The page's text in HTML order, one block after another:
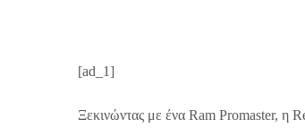
[ad_1]
Ξεκινώντας με ένα Ram Promaster, η